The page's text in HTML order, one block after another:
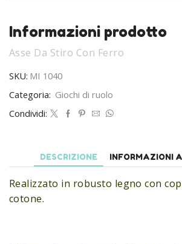
Informazioni prodotto
Asse Da Stiro Con Ferro
SKU: MI 1040
Categoria: Giochi di ruolo
Condividi:
DESCRIZIONE INFORMAZIONI
Realizzato in robusto legno con
cotone.